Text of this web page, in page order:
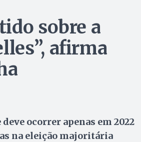
sobre a
afirma
ocorrer apenas em 2022
na eleição majoritária